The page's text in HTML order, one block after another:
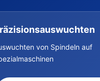
von Spindeln auf